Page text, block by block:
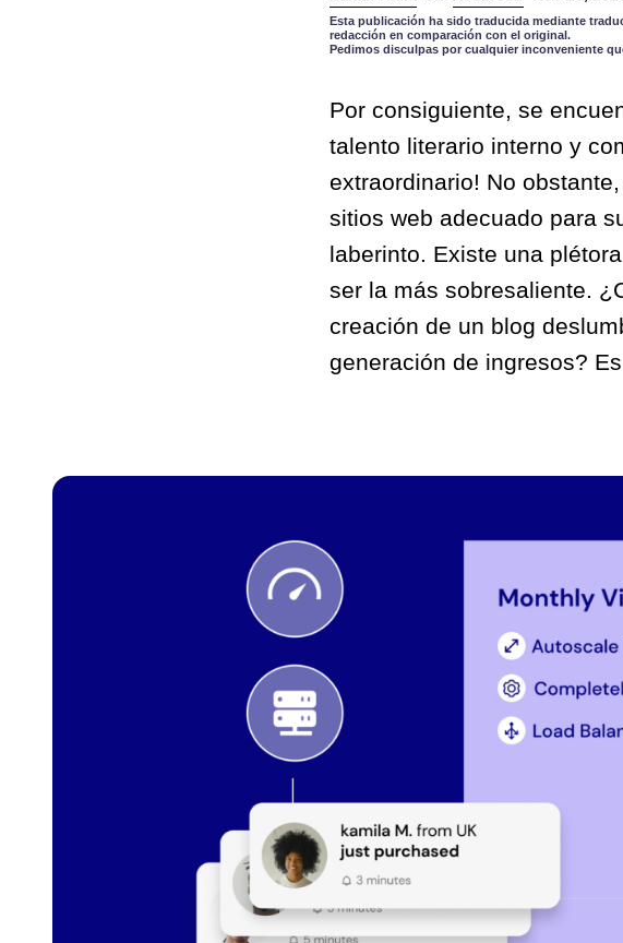
Esta publicación ha sido traducida mediante
redacción en comparación con el original.
Pedimos disculpas por cualquier inconveniente
Por consiguiente, se
talento literario interno y
extraordinario! No
sitios web adecuado para
laberinto. Existe una
ser la más sobresaliente.
creación de un blog
generación de ingresos?